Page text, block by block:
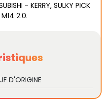
- KERRY, SULKY PICK
M14 2.0.
D'ORIGINE